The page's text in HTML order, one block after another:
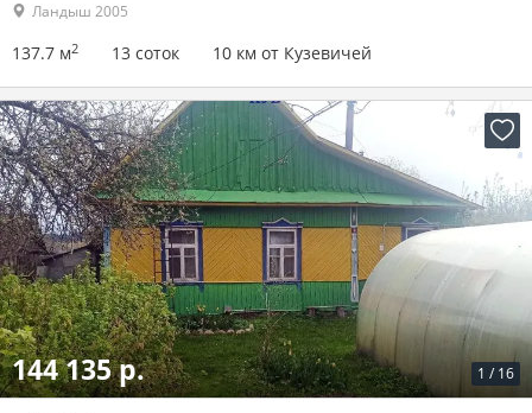
Ландыш 2005
137.7 м2 13 соток 10 км от Кузевичей
1 / 16
144 135 р.